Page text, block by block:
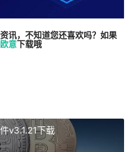
讯，不知道您还喜欢吗？如果
欧意下载哦
v3.1.21下载